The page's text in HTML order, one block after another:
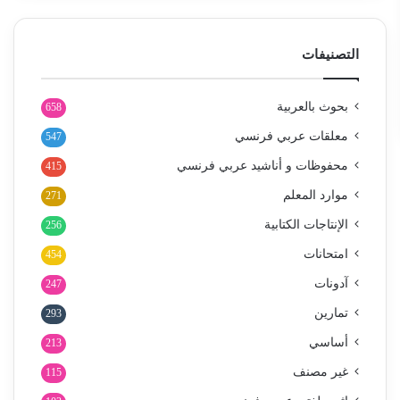
التصنيفات
بحوث بالعربية 658
معلقات عربي فرنسي 547
محفوظات و أناشيد عربي فرنسي 415
موارد المعلم 271
الإنتاجات الكتابية 256
امتحانات 454
آدونات 247
تمارين 293
أساسي 213
غير مصنف 115